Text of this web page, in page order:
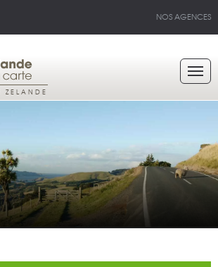
NOS AGENCES
ZELANDE